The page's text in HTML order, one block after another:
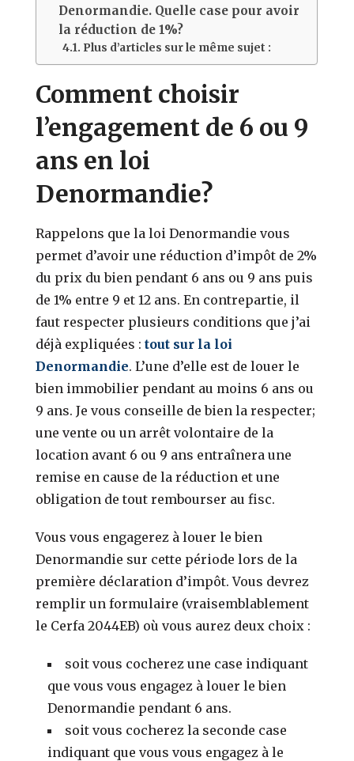
Denormandie. Quelle case pour avoir
la réduction de 1%?
Plus d’articles sur le même sujet :
Comment choisir
l’engagement de 6 ou 9
ans en loi
Denormandie?
Rappelons que la loi Denormandie vous
permet d’avoir une réduction d’impôt de 2%
du prix du bien pendant 6 ans ou 9 ans puis
de 1% entre 9 et 12 ans. En contrepartie, il
faut respecter plusieurs conditions que j’ai
déjà expliquées :tout sur la loi
Denormandie. L’une d’elle est de louer le
bien immobilier pendant au moins 6 ans ou
9 ans. Je vous conseille de bien la respecter;
une vente ou un arrêt volontaire de la
location avant 6 ou 9 ans entraînera une
remise en cause de la réduction et une
obligation de tout rembourser au fisc.
Vous vous engagerez à louer le bien
Denormandie sur cette période lors de la
première déclaration d’impôt. Vous devrez
remplir un formulaire (vraisemblablement
le Cerfa 2044EB) où vous aurez deux choix :
soit vous cocherez une case indiquant
que vous vous engagez à louer le bien
Denormandie pendant 6 ans.
soit vous cocherez la seconde case
indiquant que vous vous engagez à le